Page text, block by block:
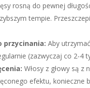
rosną do pewnej
tempie.
przycinania: Aby
(zazwyczaj co 2-4
: Włosy z głowy są z
efektu, konieczne